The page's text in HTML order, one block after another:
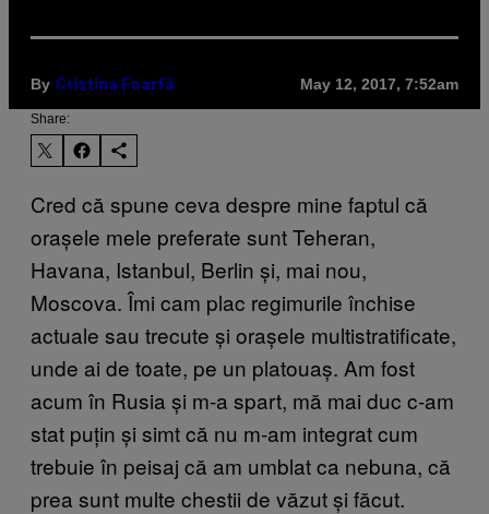
By Cristina Foarfă May 12, 2017, 7:52am
Share:
Cred că spune ceva despre mine faptul că
orașele mele preferate sunt Teheran,
Havana, Istanbul, Berlin și, mai nou,
Moscova. Îmi cam plac regimurile închise
actuale sau trecute și orașele multistratificate,
unde ai de toate, pe un platouaș. Am fost
acum în Rusia și m-a spart, mă mai duc c-am
stat puțin și simt că nu m-am integrat cum
trebuie în peisaj că am umblat ca nebuna, că
prea sunt multe chestii de văzut și făcut.